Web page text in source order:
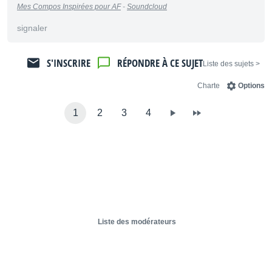
Mes Compos Inspirées pour AF- Soundcloud
signaler
< Liste des sujets
RÉPONDRE À CE SUJET
S'INSCRIRE
Options
Charte
1 2 3 4
Liste des modérateurs